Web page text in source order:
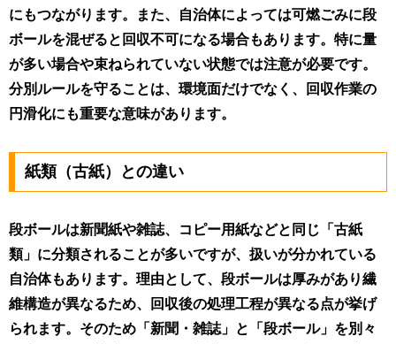
にもつながります。また、自治体によっては可燃ごみに段
ボールを混ぜると回収不可になる場合もあります。特に量
が多い場合や束ねられていない状態では注意が必要です。
分別ルールを守ることは、環境面だけでなく、回収作業の
円滑化にも重要な意味があります。
紙類（古紙）との違い
段ボールは新聞紙や雑誌、コピー用紙などと同じ「古紙
類」に分類されることが多いですが、扱いが分かれている
自治体もあります。理由として、段ボールは厚みがあり繊
維構造が異なるため、回収後の処理工程が異なる点が挙げ
られます。そのため「新聞・雑誌」と「段ボール」を別々